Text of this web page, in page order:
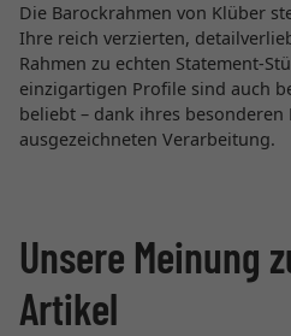
Die Barockrahmen von Klüber
Ihre reich verzierten,
Rahmen zu echten Statement-
einzigartigen Profile sind auch
beliebt – dank ihres
ausgezeichneten Verarbeitung.
Unsere Meinung
Artikel